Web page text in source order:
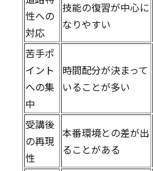
性への
対応
技能の復習が中心に
なりやすい
苦手ポ
イント
への集
中
時間配分が決まって
いることが多い
受講後
の再現
性
本番環境との差が出
ることがある